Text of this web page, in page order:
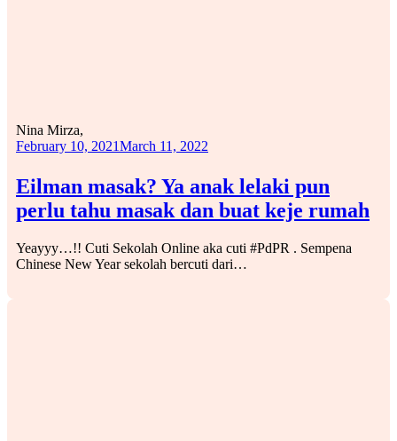
Eilman masak? Ya anak lelaki pun
perlu tahu masak dan buat keje rumah
Nina Mirza,
February 10, 2021March 11, 2022
Yeayyy…!! Cuti Sekolah Online aka cuti #PdPR . Sempena
Chinese New Year sekolah bercuti dari…